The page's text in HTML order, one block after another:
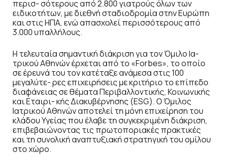
περισ- σότερους από 2.800 γιατρούς όλων των
ειδικοτήτων, με διεθνή σταδιοδρομία στην Ευρώπη
και στις ΗΠΑ, ενώ απασχολεί περισσότερους από
3.000 υπαλλήλους.
Η τελευταία σημαντική διάκριση για τον Όμιλο Ια-
τρικού Αθηνών έρχεται από το «Forbes», το οποίο
σε έρευνά του τον κατέταξε ανάμεσα στις 100
μεγαλύτε- ρες επιχειρήσεις με κριτήριο το επίπεδο
διαφάνειας σε θέματα Περιβαλλοντικής, Κοινωνικής
και Εταιρι- κής Διακυβέρνησης (ESG). Ο Όμιλος
Ιατρικού Αθηνών αποτελεί τη μόνη επιχείρηση του
κλάδου Υγείας που έλαβε τη συγκεκριμένη διάκριση,
επιβεβαιώνοντας τις πρωτοποριακές πρακτικές
και τη συνολική αναπτυξιακή στρατηγική του ομίλου
στο χώρο.